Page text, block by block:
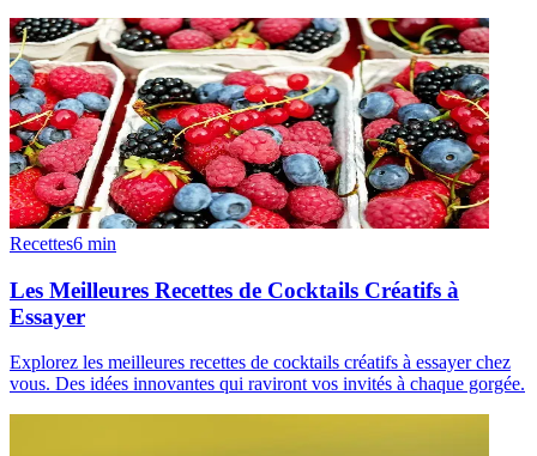
Recettes6 min
Les Meilleures Recettes de Cocktails Créatifs à
Essayer
Explorez les meilleures recettes de cocktails créatifs à essayer chez
vous. Des idées innovantes qui raviront vos invités à chaque gorgée.